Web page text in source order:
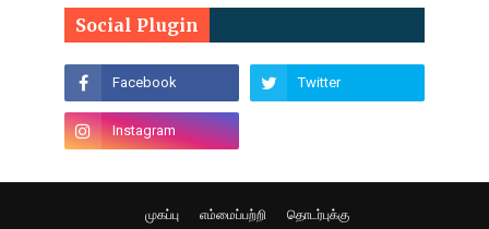
Social Plugin
முகப்பு எம்மைப்பற்றி தொடர்புக்கு